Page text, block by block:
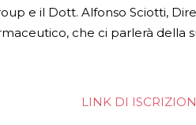
e il Dott. Alfonso Sciotti,
che ci parlerà della
LINK DI